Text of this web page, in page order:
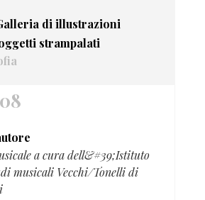
di illustrazioni
strampalati
a cura dell&#39;Istituto
musicali Vecchi/Tonelli di